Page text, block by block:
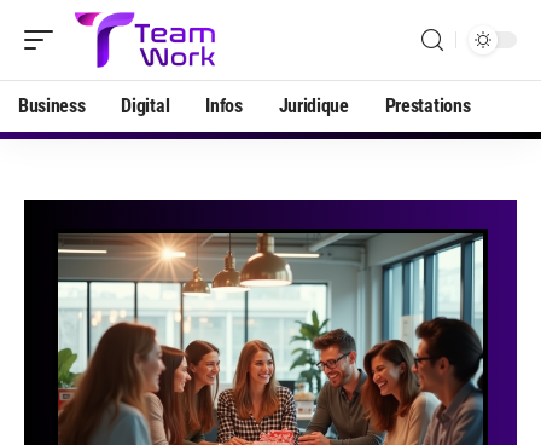
Business Digital Infos Juridique Prestations